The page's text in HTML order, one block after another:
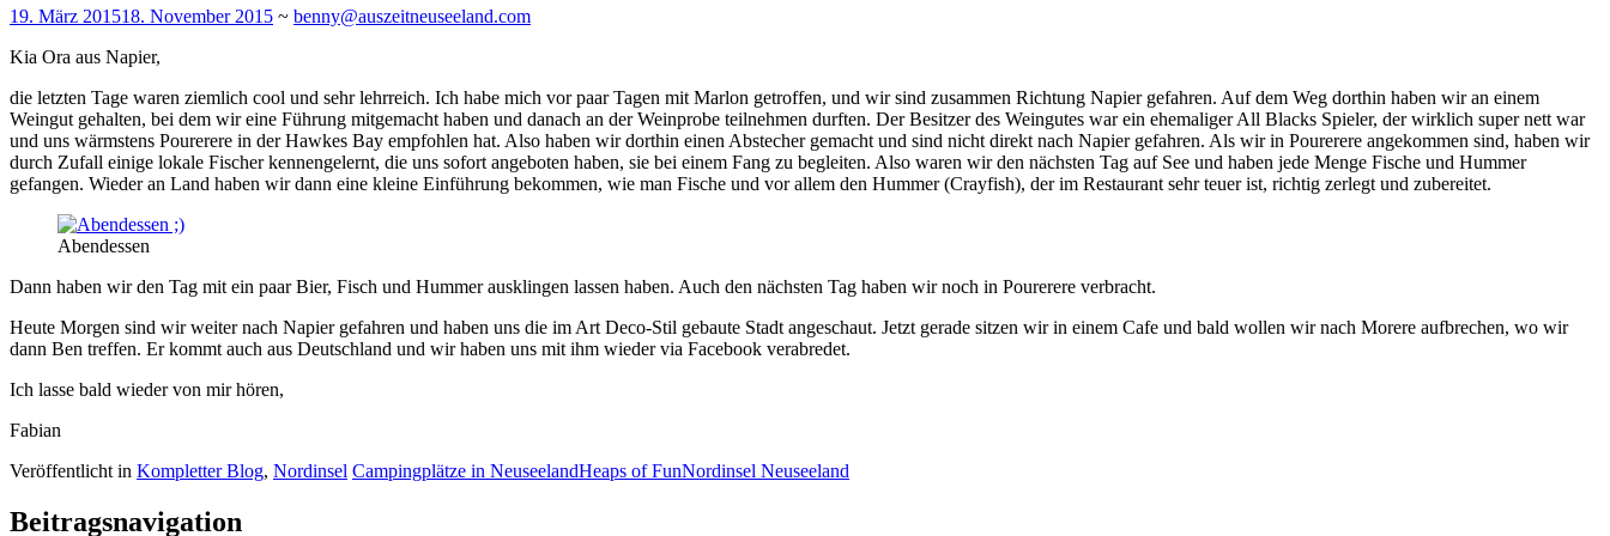
19. März 201518. November 2015 ~ benny@auszeitneuseeland.com
Kia Ora aus Napier,
die letzten Tage waren ziemlich cool und sehr lehrreich. Ich habe mich vor paar Tagen mit Marlon getroffen, und wir sind zusammen Richtung Napier gefahren. Auf dem Weg dorthin haben wir an einem
Weingut gehalten, bei dem wir eine Führung mitgemacht haben und danach an der Weinprobe teilnehmen durften. Der Besitzer des Weingutes war ein ehemaliger All Blacks Spieler, der wirklich super nett war
und uns wärmstens Pourerere in der Hawkes Bay empfohlen hat. Also haben wir dorthin einen Abstecher gemacht und sind nicht direkt nach Napier gefahren. Als wir in Pourerere angekommen sind, haben wir
durch Zufall einige lokale Fischer kennengelernt, die uns sofort angeboten haben, sie bei einem Fang zu begleiten. Also waren wir den nächsten Tag auf See und haben jede Menge Fische und Hummer
gefangen. Wieder an Land haben wir dann eine kleine Einführung bekommen, wie man Fische und vor allem den Hummer (Crayfish), der im Restaurant sehr teuer ist, richtig zerlegt und zubereitet.
Abendessen
Dann haben wir den Tag mit ein paar Bier, Fisch und Hummer ausklingen lassen haben. Auch den nächsten Tag haben wir noch in Pourerere verbracht.
Heute Morgen sind wir weiter nach Napier gefahren und haben uns die im Art Deco-Stil gebaute Stadt angeschaut. Jetzt gerade sitzen wir in einem Cafe und bald wollen wir nach Morere aufbrechen, wo wir
dann Ben treffen. Er kommt auch aus Deutschland und wir haben uns mit ihm wieder via Facebook verabredet.
Ich lasse bald wieder von mir hören,
Fabian
Veröffentlicht in Kompletter Blog, Nordinsel Campingplätze in NeuseelandHeaps of FunNordinsel Neuseeland
Beitragsnavigation